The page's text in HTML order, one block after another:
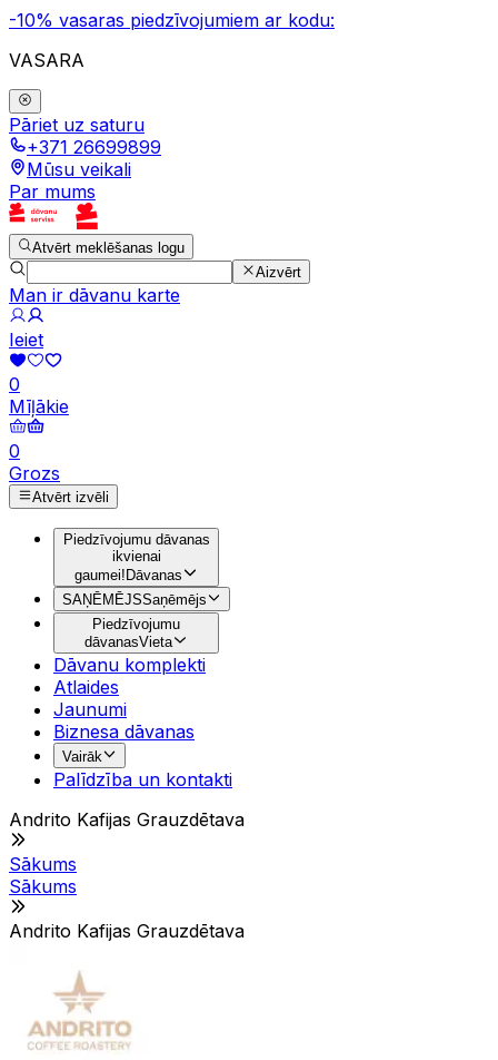
-10% vasaras piedzīvojumiem ar kodu:
VASARA
Pāriet uz saturu
+371 26699899
Mūsu veikali
Par mums
Atvērt meklēšanas logu
Aizvērt
Man ir dāvanu karte
Ieiet
0
Mīļākie
0
Grozs
Atvērt izvēli
Piedzīvojumu dāvanas
ikvienai
gaumei!Dāvanas
SAŅĒMĒJSSaņēmējs
Piedzīvojumu
dāvanasVieta
Dāvanu komplekti
Atlaides
Jaunumi
Biznesa dāvanas
Vairāk
Palīdzība un kontakti
Andrito Kafijas Grauzdētava
Sākums
Sākums
Andrito Kafijas Grauzdētava